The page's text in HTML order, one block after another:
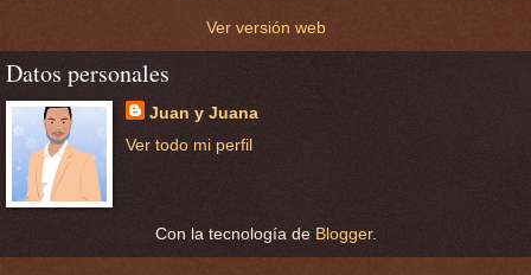
Ver versión web
Datos personales
Juan y Juana
Ver todo mi perfil
Con la tecnología de Blogger.